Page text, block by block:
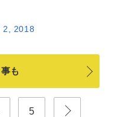
2, 2018
も
5